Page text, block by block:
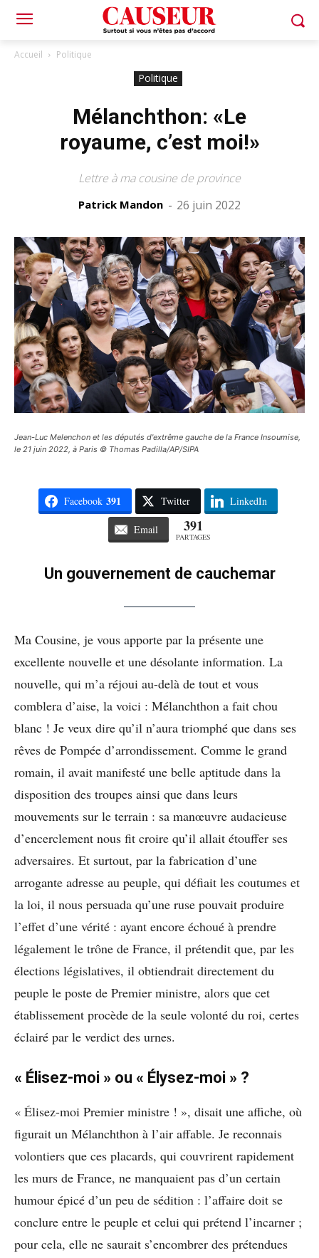
Accueil Politique
Politique
Mélanchthon: «Le
royaume, c’est moi!»
Lettre à ma cousine de province
Patrick Mandon - 26 juin 2022
Jean-Luc Melenchon et les députés d'extrême gauche de la France Insoumise,
le 21 juin 2022, à Paris © Thomas Padilla/AP/SIPA
Facebook 391 Twitter LinkedIn
Email 391
PARTAGES
Un gouvernement de cauchemar
Ma Cousine, je vous apporte par la présente une
excellente nouvelle et une désolante information. La
nouvelle, qui m’a réjoui au-delà de tout et vous
comblera d’aise, la voici : Mélanchthon a fait chou
blanc ! Je veux dire qu’il n’aura triomphé que dans ses
rêves de Pompée d’arrondissement. Comme le grand
romain, il avait manifesté une belle aptitude dans la
disposition des troupes ainsi que dans leurs
mouvements sur le terrain : sa manœuvre audacieuse
d’encerclement nous fit croire qu’il allait étouffer ses
adversaires. Et surtout, par la fabrication d’une
arrogante adresse au peuple, qui défiait les coutumes et
la loi, il nous persuada qu’une ruse pouvait produire
l’effet d’une vérité : ayant encore échoué à prendre
légalement le trône de France, il prétendit que, par les
élections législatives, il obtiendrait directement du
peuple le poste de Premier ministre, alors que cet
établissement procède de la seule volonté du roi, certes
éclairé par le verdict des urnes.
« Élisez-moi » ou « Élysez-moi » ?
« Élisez-moi Premier ministre ! », disait une affiche, où
figurait un Mélanchthon à l’air affable. Je reconnais
volontiers que ces placards, qui couvrirent rapidement
les murs de France, ne manquaient pas d’un certain
humour épicé d’un peu de sédition : l’affaire doit se
conclure entre le peuple et celui qui prétend l’incarner ;
pour cela, elle ne saurait s’encombrer des prétendues